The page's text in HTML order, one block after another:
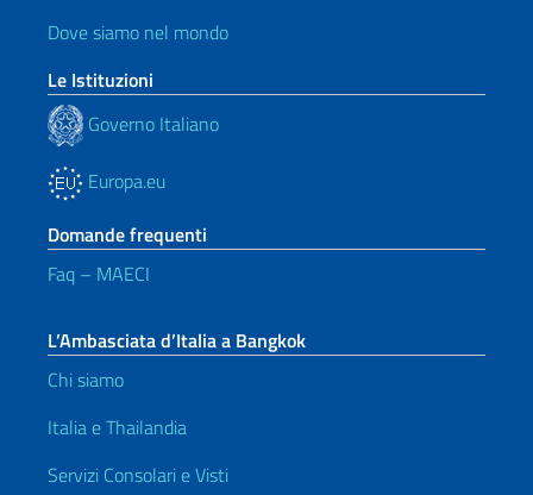
Dove siamo nel mondo
Le Istituzioni
Governo Italiano
Europa.eu
Domande frequenti
Faq – MAECI
L’Ambasciata d’Italia a Bangkok
Chi siamo
Italia e Thailandia
Servizi Consolari e Visti